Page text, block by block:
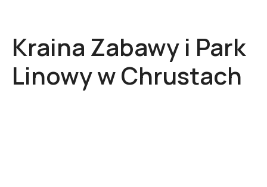
Kraina Zabawy i Park
Linowy w Chrustach